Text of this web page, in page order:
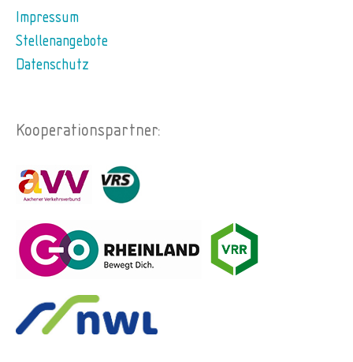
Impressum
Stellenangebote
Datenschutz
Kooperationspartner: